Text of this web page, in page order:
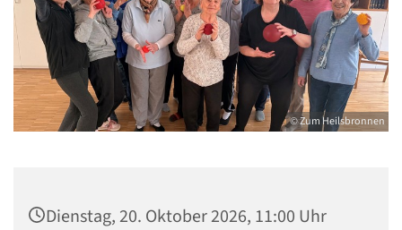
© Zum Heilsbronnen
Dienstag, 20. Oktober 2026, 11:00 Uhr